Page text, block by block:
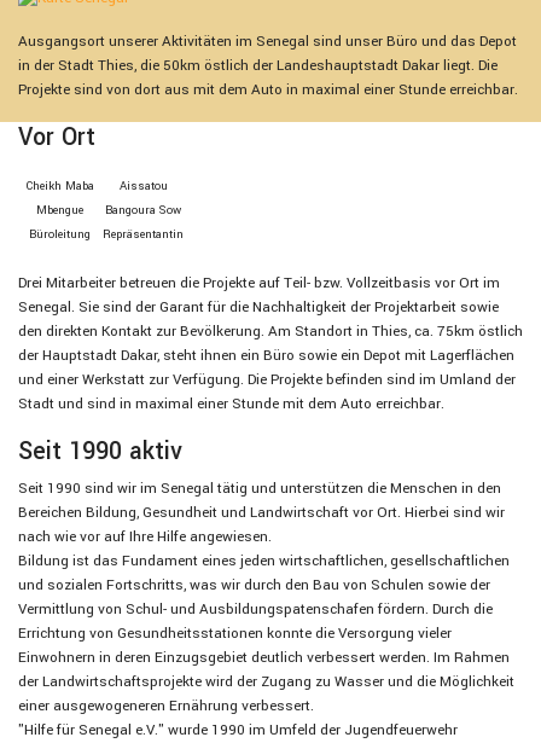
Ausgangsort unserer Aktivitäten im Senegal sind unser Büro und das Depot
in der Stadt Thies, die 50km östlich der Landeshauptstadt Dakar liegt. Die
Projekte sind von dort aus mit dem Auto in maximal einer Stunde erreichbar.
Vor Ort
Cheikh Maba
Mbengue
Bürolei­tung
Aissatou
Bangoura Sow
Repräsen­tan­tin
Drei Mitarbeiter betreuen die Projekte auf Teil- bzw. Vollzeitbasis vor Ort im
Senegal. Sie sind der Garant für die Nachhaltigkeit der Projektarbeit sowie
den direkten Kontakt zur Bevölkerung. Am Standort in Thies, ca. 75km östlich
der Hauptstadt Dakar, steht ihnen ein Büro sowie ein Depot mit Lagerflächen
und einer Werkstatt zur Verfügung. Die Projekte befinden sind im Umland der
Stadt und sind in maximal einer Stunde mit dem Auto erreichbar.
Seit 1990 aktiv
Seit 1990 sind wir im Senegal tätig und unterstützen die Menschen in den
Bereichen Bildung, Gesundheit und Landwirtschaft vor Ort. Hierbei sind wir
nach wie vor auf Ihre Hilfe angewiesen.
Bildung ist das Fundament eines jeden wirtschaftlichen, gesellschaftlichen
und sozialen Fortschritts, was wir durch den Bau von Schulen sowie der
Vermittlung von Schul- und Ausbildungspatenschafen fördern. Durch die
Errichtung von Gesundheitsstationen konnte die Versorgung vieler
Einwohnern in deren Einzugsgebiet deutlich verbessert werden. Im Rahmen
der Landwirtschaftsprojekte wird der Zugang zu Wasser und die Möglichkeit
einer ausgewogeneren Ernährung verbessert.
"Hilfe für Senegal e.V." wurde 1990 im Umfeld der Jugendfeuerwehr